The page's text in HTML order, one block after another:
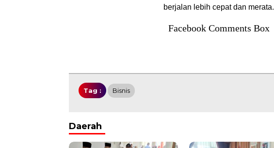
berjalan lebih cepat dan merata.
Facebook Comments Box
Tag : Bisnis
Daerah